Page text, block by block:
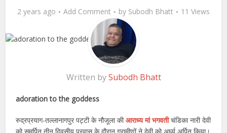
2 years ago Add Comment by Subodh Bhatt 11 Views
Written bySubodh Bhatt
adoration to the goddess
रुद्रप्रयाग-तल्लानागपुर पट्टी के नौजूला कीआराध्य मां भगवती चंडिका नारी देवी
को समर्पित तीन दिवसीय प्रवास के दौरान ग्रामीणों ने देवी को अर्घ्य अर्पित किया।